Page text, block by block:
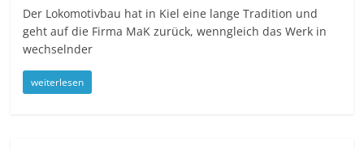
Der Lokomotivbau hat in Kiel eine lange Tradition und
geht auf die Firma MaK zurück, wenngleich das Werk in
wechselnder
weiterlesen